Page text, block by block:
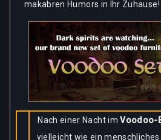
makabren Humors in Ihr Zuhause!
Nach einer Nacht imVoodoo-
vielleicht wie ein